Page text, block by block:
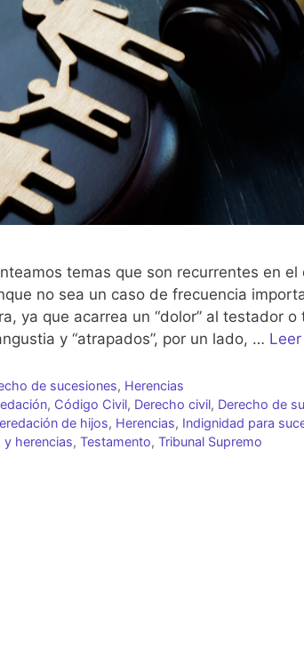
temas que son recurrentes en
no sea un caso de frecuencia
ya que acarrea un “dolor” al testador
y “atrapados”, por un lado, …
de sucesiones, Herencias
, Código Civil, Derecho civil, Derecho de
de hijos, Herencias, Indignidad para
y herencias, Testamento, Tribunal Supremo